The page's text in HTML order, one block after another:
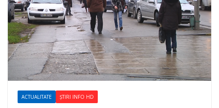
ACTUALITATE ȘTIRI INFO HD